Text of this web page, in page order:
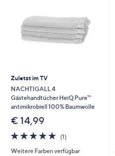
Zuletzt im TV
NACHTIGALL 4
Gästehandtücher HeiQ Pure™
antimikrobiell 100% Baumwolle
€ 14,99
5.0
von
5
(1)1
Weitere Farben verfügbar